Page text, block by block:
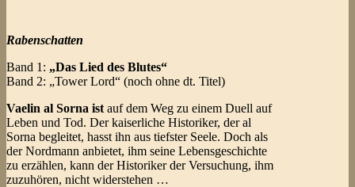
Rabenschatten
Band 1: „Das Lied des Blutes“
Band 2: „Tower Lord“ (noch ohne dt. Titel)
Vaelin al Sorna ist auf dem Weg zu einem Duell auf
Leben und Tod. Der kaiserliche Historiker, der al
Sorna begleitet, hasst ihn aus tiefster Seele. Doch als
der Nordmann anbietet, ihm seine Lebensgeschichte
zu erzählen, kann der Historiker der Versuchung, ihm
zuzuhören, nicht widerstehen …